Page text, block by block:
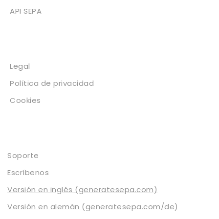
API SEPA
Legal
Política de privacidad
Cookies
Soporte
Escríbenos
Versión en inglés (generatesepa.com)
Versión en alemán (generatesepa.com/de)